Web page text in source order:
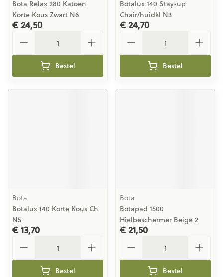
Bota Relax 280 Katoen
Korte Kous Zwart N6
€ 24,50
Bestel
Botalux 140 Stay-up
Chair/huidkl N3
€ 24,70
Bestel
Bota
Botalux 140 Korte Kous Ch
N5
€ 13,70
Bestel
Bota
Botapad 1500
Hielbeschermer Beige 2
€ 21,50
Bestel